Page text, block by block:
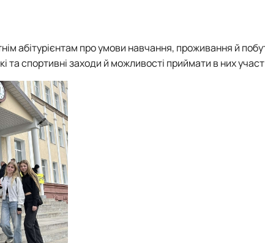
абітурієнтам про умови навчання, проживання й
та спортивні заходи й можливості приймати в них